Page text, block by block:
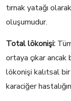
tırnak yatağı
oluşumudur.
Total lökonişi:
ortaya çıkar
lökonişi kalıtsal bir
karaciğer